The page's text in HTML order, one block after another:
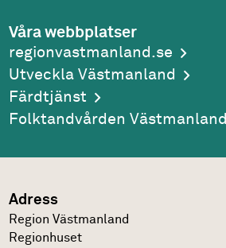
Våra webbplatser
regionvastmanland.se
Utveckla Västmanland
Färdtjänst
Folktandvården Västmanland
Adress
Region Västmanland
Regionhuset